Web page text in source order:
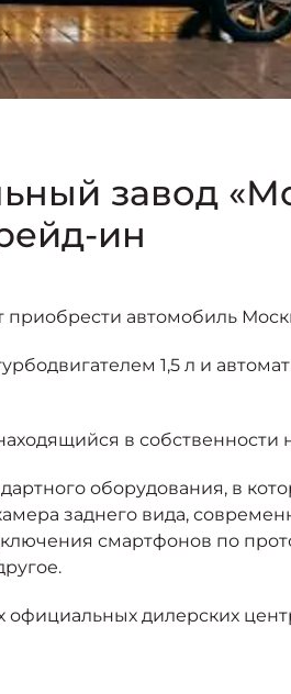
завод
ин
автомобиль
1,5 л и
в собственности
оборудования, в
заднего вида,
смартфонов по
дилерских